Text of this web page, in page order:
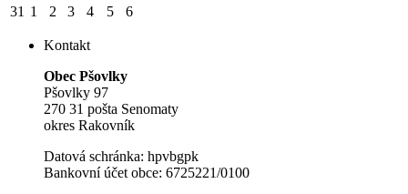
31 1 2 3 4 5 6
Kontakt
Obec Pšovlky
Pšovlky 97
270 31 pošta Senomaty
okres Rakovník
Datová schránka: hpvbgpk
Bankovní účet obce: 6725221/0100